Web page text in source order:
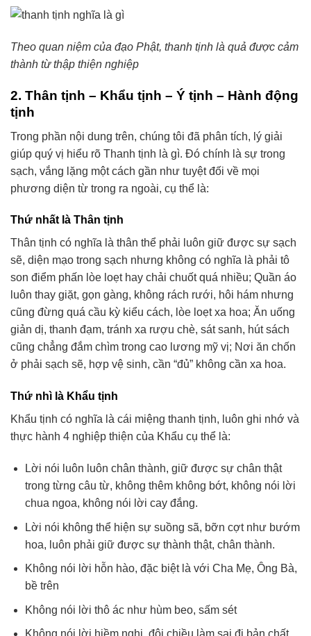
Theo quan niệm của đạo Phật, thanh tịnh là quả được cảm
thành từ thập thiện nghiệp
2. Thân tịnh – Khẩu tịnh – Ý tịnh – Hành động
tịnh
Trong phần nội dung trên, chúng tôi đã phân tích, lý giải
giúp quý vị hiểu rõ Thanh tịnh là gì. Đó chính là sự trong
sạch, vắng lặng một cách gần như tuyệt đối về mọi
phương diện từ trong ra ngoài, cụ thể là:
Thứ nhất là Thân tịnh
Thân tịnh có nghĩa là thân thể phải luôn giữ được sự sạch
sẽ, diện mạo trong sạch nhưng không có nghĩa là phải tô
son điểm phấn lòe loẹt hay chải chuốt quá nhiều; Quần áo
luôn thay giặt, gọn gàng, không rách rưới, hôi hám nhưng
cũng đừng quá cầu kỳ kiểu cách, lòe loẹt xa hoa; Ăn uống
giản dị, thanh đạm, tránh xa rượu chè, sát sanh, hút sách
cũng chẳng đắm chìm trong cao lương mỹ vị; Nơi ăn chốn
ở phải sạch sẽ, hợp vệ sinh, cần “đủ” không cần xa hoa.
Thứ nhì là Khẩu tịnh
Khẩu tịnh có nghĩa là cái miệng thanh tịnh, luôn ghi nhớ và
thực hành 4 nghiệp thiện của Khẩu cụ thể là:
Lời nói luôn luôn chân thành, giữ được sự chân thật
trong từng câu từ, không thêm không bớt, không nói lời
chua ngoa, không nói lời cay đắng.
Lời nói không thể hiện sự suồng sã, bỡn cợt như bướm
hoa, luôn phải giữ được sự thành thật, chân thành.
Không nói lời hỗn hào, đặc biệt là với Cha Mẹ, Ông Bà,
bề trên
Không nói lời thô ác như hùm beo, sấm sét